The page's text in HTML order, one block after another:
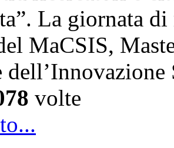
La giornata
MaCSIS,
volte